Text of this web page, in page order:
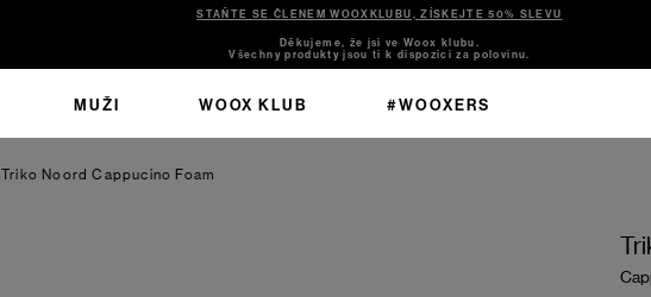
STAŇTE SE ČLENEM WOOXKLUBU, ZÍSKEJTE 50% SLEVU
Děkujeme, že jsi ve Woox klubu.
Všechny produkty jsou ti k dispozici za polovinu.
MUŽI WOOX KLUB #WOOXERS
Triko NoordCappucino Foam